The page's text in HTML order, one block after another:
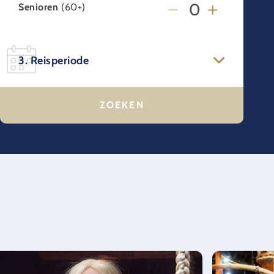
Senioren (60+)
3. Reisperiode